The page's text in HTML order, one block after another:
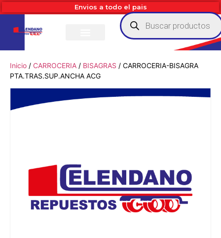
Envios a todo el pais
Inicio / CARROCERIA / BISAGRAS / CARROCERIA-BISAGRA
PTA.TRAS.SUP.ANCHA ACG